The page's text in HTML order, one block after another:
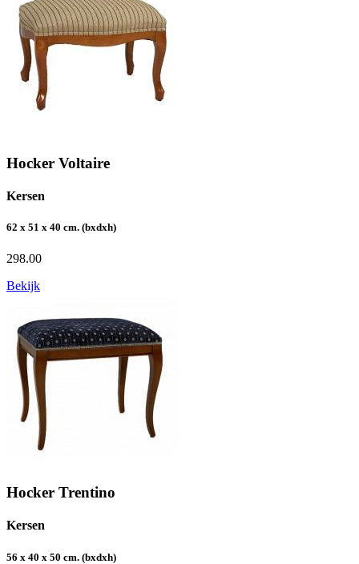
Hocker Voltaire
Kersen
62 x 51 x 40 cm. (bxdxh)
298.00
Bekijk
Hocker Trentino
Kersen
56 x 40 x 50 cm. (bxdxh)